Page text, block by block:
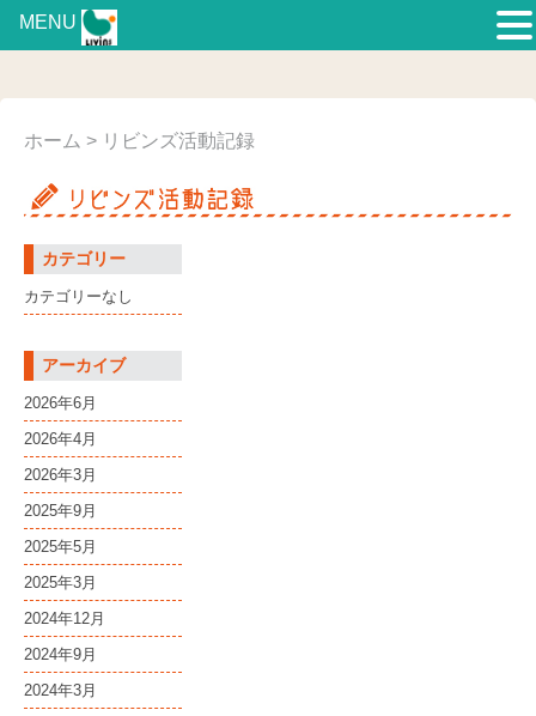
ホーム > リビンズ活動記録
カテゴリー
カテゴリーなし
アーカイブ
2026年6月
2026年4月
2026年3月
2025年9月
2025年5月
2025年3月
2024年12月
2024年9月
2024年3月
MENU